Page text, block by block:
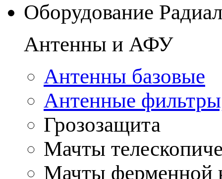
Оборудование Радиал
Антенны и АФУ
Антенны базовые
Антенные
Грозозащита
Мачты
Мачты ферменной